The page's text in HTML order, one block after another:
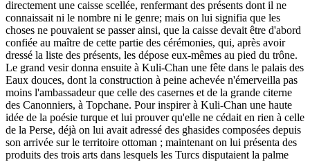
directement une caisse scellée, renfermant des présents dont il ne
connaissait ni le nombre ni le genre; mais on lui signifia que les
choses ne pouvaient se passer ainsi, que la caisse devait être d'abord
confiée au maître de cette partie des cérémonies, qui, après avoir
dressé la liste des présents, les dépose eux-mêmes au pied du trône.
Le grand vesir donna ensuite à Kuli-Chan une fête dans le palais des
Eaux douces, dont la construction à peine achevée n'émerveilla pas
moins l'ambassadeur que celle des casernes et de la grande citerne
des Canonniers, à Topchane. Pour inspirer à Kuli-Chan une haute
idée de la poésie turque et lui prouver qu'elle ne cédait en rien à celle
de la Perse, déjà on lui avait adressé des ghasides composées depuis
son arrivée sur le territoire ottoman ; maintenant on lui présenta des
produits des trois arts dans lesquels les Turcs disputaient la palme